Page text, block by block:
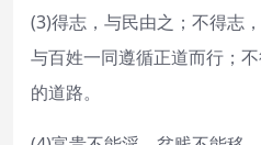
(3)得志，与民由之；不得志
与百姓一同遵循正道而行；
的道路。